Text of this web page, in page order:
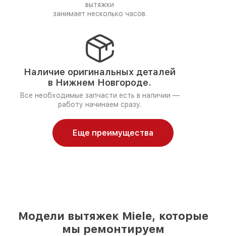
вытяжки
занимает несколько часов.
Наличие оригинальных деталей
в Нижнем Новгороде.
Все необходимые запчасти есть в наличии —
работу начинаем сразу.
Еще преимущества
Модели вытяжек Miele, которые
мы ремонтируем